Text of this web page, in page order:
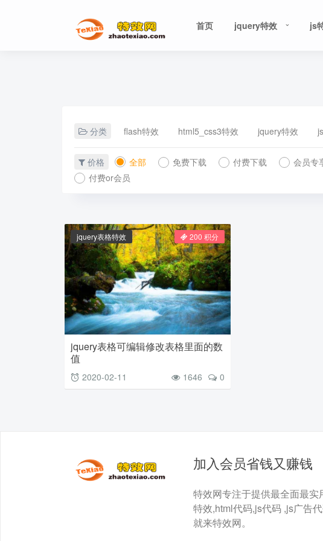
首页 jquery特效 js
分类 flash特效 html5_css3特效 jquery特效
价格 全部 免费下载 付费下载 会员专
付费or会员
200 积分
jquery表格特效
jquery表格可编辑修改表格里面的数
值
2020-02-11 0
1646
加入会员省钱又赚钱
特效网专注于提供最全面最
特效,html代码,js代码 ,js广告
就来特效网。